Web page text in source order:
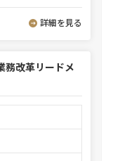
詳細を見る
務改革リードメ